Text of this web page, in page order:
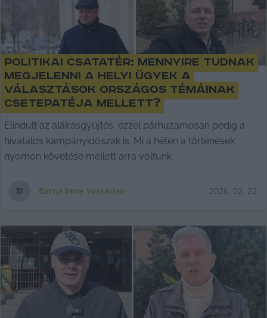
Politikai csatatér: mennyire tudnak
megjelenni a helyi ügyek a
választások országos témáinak
csetepatéja mellett?
Elindult az aláírásgyűjtés, ezzel párhuzamosan pedig a
hivatalos kampányidőszak is. Mi a héten a történések
nyomon követése mellett arra voltunk
BI Barna Imre Yossarian 2026. 02. 22.